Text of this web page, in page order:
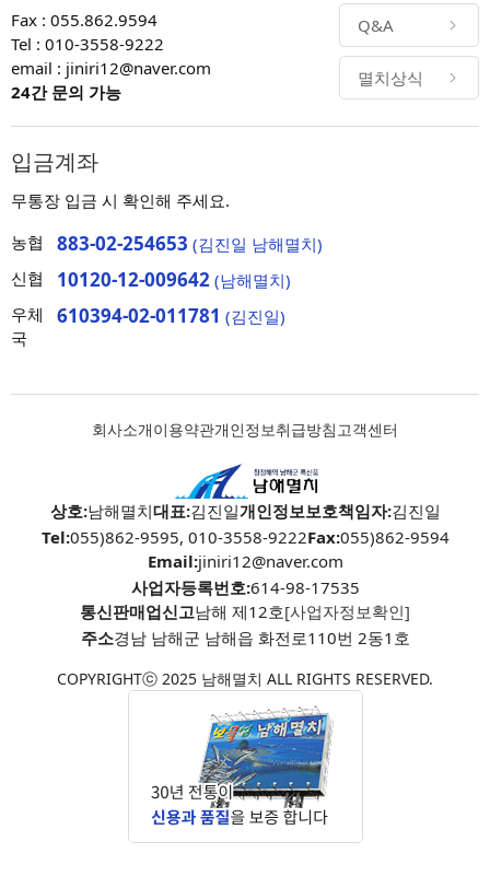
Fax : 055.862.9594
Tel : 010-3558-9222
email : jiniri12@naver.com
24간 문의 가능
Q&A
멸치상식
입금계좌
무통장 입금 시 확인해 주세요.
농협
883-02-254653 (김진일 남해멸치)
신협
10120-12-009642 (남해멸치)
우체
국
610394-02-011781 (김진일)
회사소개이용약관개인정보취급방침 고객센터
상호:남해멸치대표:김진일개인정보보호책임자:김진일
Tel:055)862-9595, 010-3558-9222Fax:055)862-9594
Email:jiniri12@naver.com
사업자등록번호:614-98-17535
통신판매업신고남해 제12호[사업자정보확인]
주소경남 남해군 남해읍 화전로110번 2동1호
COPYRIGHTⓒ 2025 남해멸치 ALL RIGHTS RESERVED.